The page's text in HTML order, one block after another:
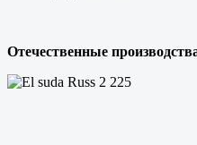
Отечественные